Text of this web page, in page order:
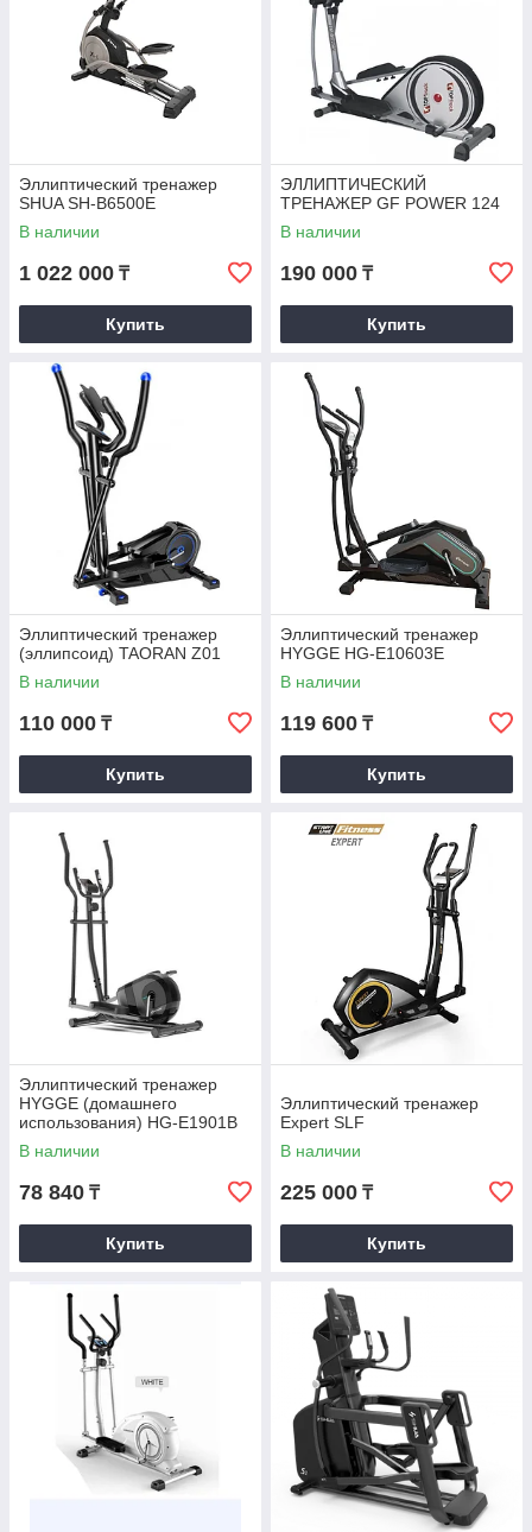
Эллиптический тренажер
SHUA SH-В6500E
В наличии
1 022 000 ₸
Купить
ЭЛЛИПТИЧЕСКИЙ
ТРЕНАЖЕР GF POWER 124
В наличии
190 000 ₸
Купить
Эллиптический тренажер
(эллипсоид) TAORAN Z01
В наличии
110 000 ₸
Купить
Эллиптический тренажер
HYGGE HG-E10603E
В наличии
119 600 ₸
Купить
Эллиптический тренажер
HYGGE (домашнего
использования) HG-E1901B
В наличии
78 840 ₸
Купить
Эллиптический тренажер
Expert SLF
В наличии
225 000 ₸
Купить